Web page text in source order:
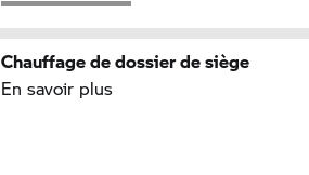
Chauffage de dossier de siège
En savoir plus